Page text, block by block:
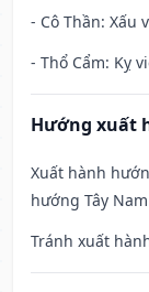
- Cô Thần: Xấu
- Thổ Cẩm: Kỵ
Hướng xuất
Xuất hành
hướng Tây
Tránh xuất